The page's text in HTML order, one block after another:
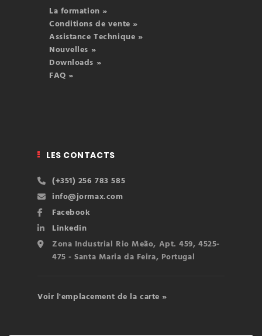
La formation »
Conditions de vente »
Assistance Technique »
Nouvelles »
Downloads »
FAQ »
LES CONTACTS
(+351) 256 783 585
info@jormax.com
Facebook
Linkedin
Zona Industrial Rio Meão, Apt. 459, 4525-
475 - Santa Maria da Feira, Portugal
Voir l'emplacement de la carte »